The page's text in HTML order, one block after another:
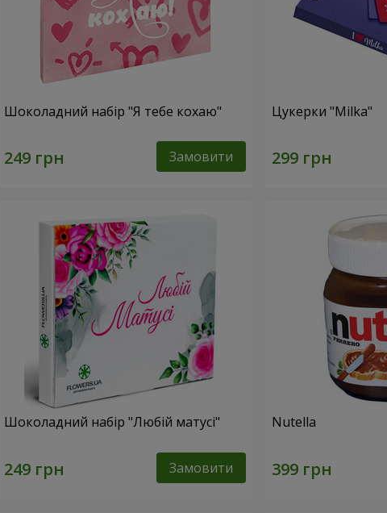
Шоколадний набір "Я тебе кохаю"
Замовити
Цукерки "Milka"
Шоколадний набір "Любій матусі"
Замовити
Nutella